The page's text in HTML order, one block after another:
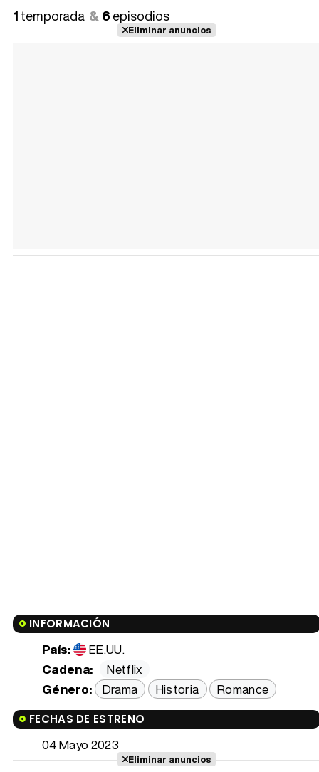
1temporada 6episodios
Eliminar anuncios
INFORMACIÓN
País:
EE.UU.
Cadena:
Netflix
Género: Drama Historia Romance
FECHAS DE ESTRENO
04 Mayo 2023
Eliminar anuncios